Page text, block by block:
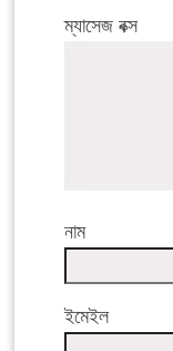
ম্যাসেজ বক্স
নাম
ইমেইল